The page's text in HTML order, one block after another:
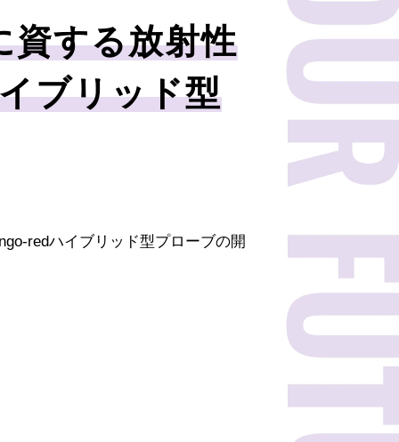
資する放射性
ブリッド型
redハイブリッド型プローブの開